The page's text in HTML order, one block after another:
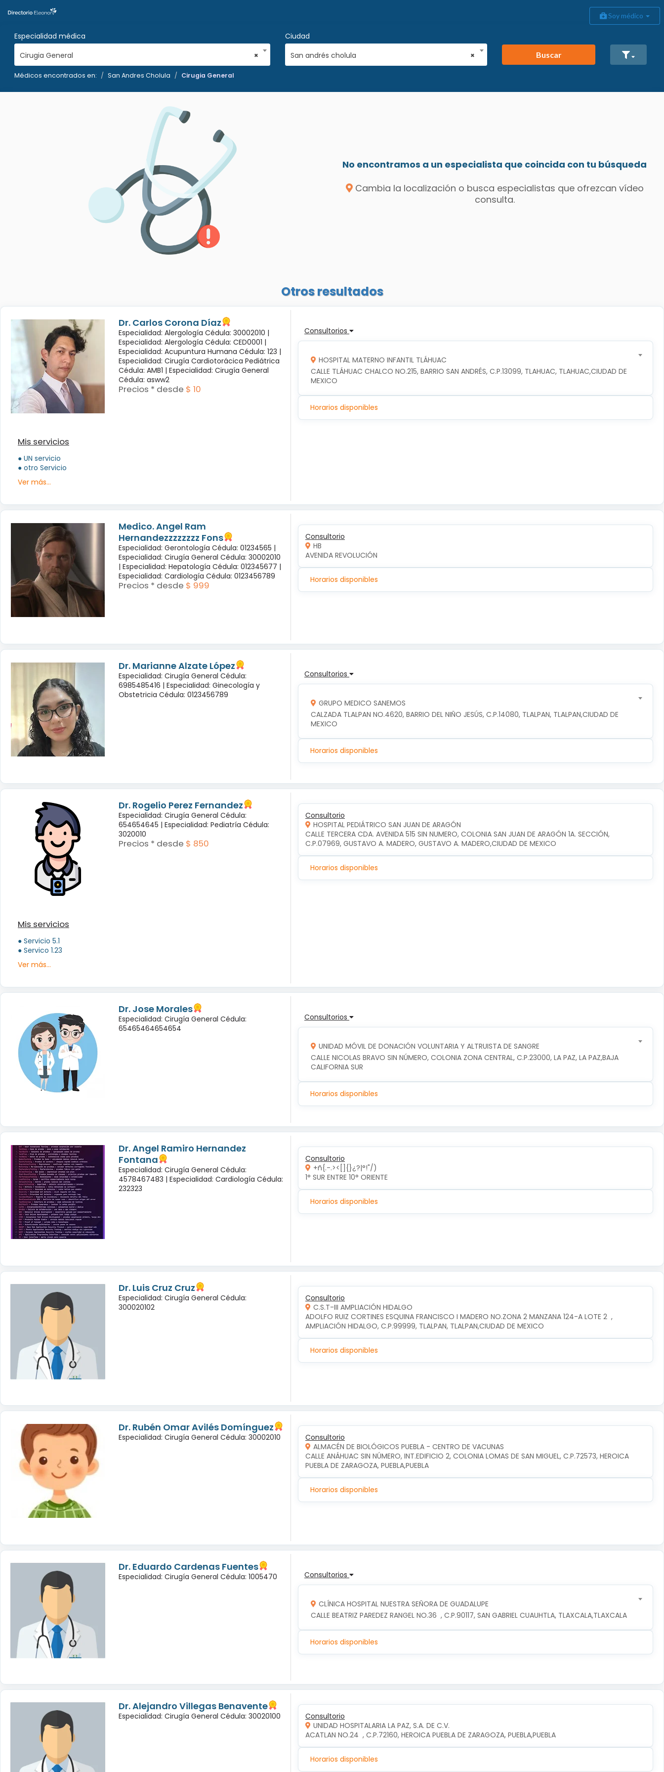
Soy médico
Especialidad médica
×
Cirugia General
Ciudad
×
San andrés cholula Buscar
Médicos encontrados en: San Andres Cholula Cirugia General
No encontramos a un especialista que coincida con tu búsqueda
Cambia la localización o busca especialistas que ofrezcan vídeo
consulta.
Otros resultados
Dr. Carlos Corona Díaz
Especialidad: Alergología Cédula: 30002010 |
Especialidad: Alergología Cédula: CED0001 |
Especialidad: Acupuntura Humana Cédula: 123 |
Especialidad: Cirugía Cardiotorácica Pediátrica
Cédula: AMB1 | Especialidad: Cirugía General
Cédula: asww2
Precios * desde $ 10
Mis servicios
● UN servicio
● otro Servicio
Ver más...
Consultorios
HOSPITAL MATERNO INFANTIL TLÁHUAC
CALLE TLÁHUAC CHALCO NO.215, BARRIO SAN ANDRÉS, C.P.13099, TLAHUAC, TLAHUAC,CIUDAD DE
MEXICO
Horarios disponibles
Medico. Angel Ram
Hernandezzzzzzzz Fons
Especialidad: Gerontología Cédula: 01234565 |
Especialidad: Cirugía General Cédula: 30002010
| Especialidad: Hepatología Cédula: 012345677 |
Especialidad: Cardiología Cédula: 0123456789
Precios * desde $ 999
Consultorio
HB
AVENIDA REVOLUCIÓN
Horarios disponibles
Dr. Marianne Alzate López
Especialidad: Cirugía General Cédula:
6985485416 | Especialidad: Ginecología y
Obstetricia Cédula: 0123456789
Consultorios
GRUPO MEDICO SANEMOS
CALZADA TLALPAN NO.4620, BARRIO DEL NIÑO JESÚS, C.P.14080, TLALPAN, TLALPAN,CIUDAD DE
MEXICO
Horarios disponibles
Dr. Rogelio Perez Fernandez
Especialidad: Cirugía General Cédula:
654654645 | Especialidad: Pediatría Cédula:
3020010
Precios * desde $ 850
Mis servicios
● Servicio 5.1
● Servico 1.23
Ver más...
Consultorio
HOSPITAL PEDIÁTRICO SAN JUAN DE ARAGÓN
CALLE TERCERA CDA. AVENIDA 515 SIN NUMERO, COLONIA SAN JUAN DE ARAGÓN 1A. SECCIÓN,
C.P.07969, GUSTAVO A. MADERO, GUSTAVO A. MADERO,CIUDAD DE MEXICO
Horarios disponibles
Dr. Jose Morales
Especialidad: Cirugía General Cédula:
65465464654654
Consultorios
UNIDAD MÓVIL DE DONACIÓN VOLUNTARIA Y ALTRUISTA DE SANGRE
CALLE NICOLAS BRAVO SIN NÚMERO, COLONIA ZONA CENTRAL, C.P.23000, LA PAZ, LA PAZ,BAJA
CALIFORNIA SUR
Horarios disponibles
Dr. Angel Ramiro Hernandez
Fontana
Especialidad: Cirugía General Cédula:
4578467483 | Especialidad: Cardiología Cédula:
232323
Consultorio
+ñ{.-.><[]{}¿?|°!"/)
1° SUR ENTRE 10° ORIENTE
Horarios disponibles
Dr. Luis Cruz Cruz
Especialidad: Cirugía General Cédula:
300020102
Consultorio
C.S.T-III AMPLIACIÓN HIDALGO
ADOLFO RUIZ CORTINES ESQUINA FRANCISCO I MADERO NO.ZONA 2 MANZANA 124-A LOTE 2  ,
AMPLIACIÓN HIDALGO, C.P.99999, TLALPAN, TLALPAN,CIUDAD DE MEXICO
Horarios disponibles
Dr. Rubén Omar Avilés Domínguez
Especialidad: Cirugía General Cédula: 30002010
Consultorio
ALMACÉN DE BIOLÓGICOS PUEBLA - CENTRO DE VACUNAS
CALLE ANÁHUAC SIN NÚMERO, INT.EDIFICIO 2, COLONIA LOMAS DE SAN MIGUEL, C.P.72573, HEROICA
PUEBLA DE ZARAGOZA, PUEBLA,PUEBLA
Horarios disponibles
Dr. Eduardo Cardenas Fuentes
Especialidad: Cirugía General Cédula: 1005470 Consultorios
CLÍNICA HOSPITAL NUESTRA SEÑORA DE GUADALUPE
CALLE BEATRIZ PAREDEZ RANGEL NO.36  , C.P.90117, SAN GABRIEL CUAUHTLA, TLAXCALA,TLAXCALA
Horarios disponibles
Dr. Alejandro Villegas Benavente
Especialidad: Cirugía General Cédula: 30020100
Consultorio
UNIDAD HOSPITALARIA LA PAZ, S.A. DE C.V.
ACATLAN NO.24  , C.P.72160, HEROICA PUEBLA DE ZARAGOZA, PUEBLA,PUEBLA
Horarios disponibles